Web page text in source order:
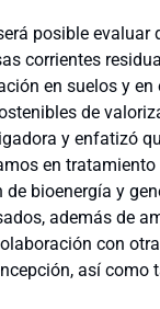
posible
corrientes
en suelos y en
de
y enfatizó
en
bioenergía y
además de
con
así como